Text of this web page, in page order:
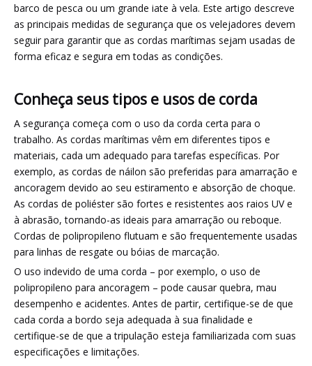
barco de pesca ou um grande iate à vela. Este artigo descreve
as principais medidas de segurança que os velejadores devem
seguir para garantir que as cordas marítimas sejam usadas de
forma eficaz e segura em todas as condições.
Conheça seus tipos e usos de corda
A segurança começa com o uso da corda certa para o
trabalho. As cordas marítimas vêm em diferentes tipos e
materiais, cada um adequado para tarefas específicas. Por
exemplo, as cordas de náilon são preferidas para amarração e
ancoragem devido ao seu estiramento e absorção de choque.
As cordas de poliéster são fortes e resistentes aos raios UV e
à abrasão, tornando-as ideais para amarração ou reboque.
Cordas de polipropileno flutuam e são frequentemente usadas
para linhas de resgate ou bóias de marcação.
O uso indevido de uma corda – por exemplo, o uso de
polipropileno para ancoragem – pode causar quebra, mau
desempenho e acidentes. Antes de partir, certifique-se de que
cada corda a bordo seja adequada à sua finalidade e
certifique-se de que a tripulação esteja familiarizada com suas
especificações e limitações.